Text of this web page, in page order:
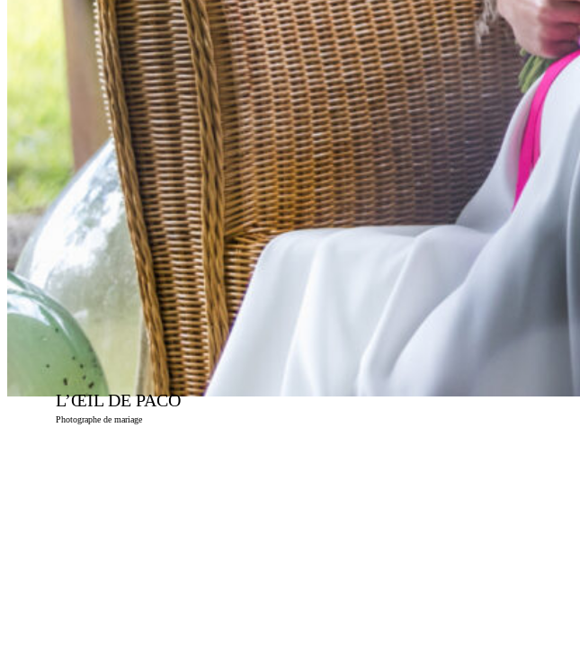
L’ŒIL DE PACO
Photographe de mariage